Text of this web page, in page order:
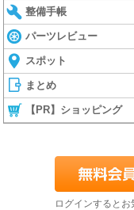
整備手帳
パーツレビュー
スポット
まとめ
【PR】ショッピング
ログインすると